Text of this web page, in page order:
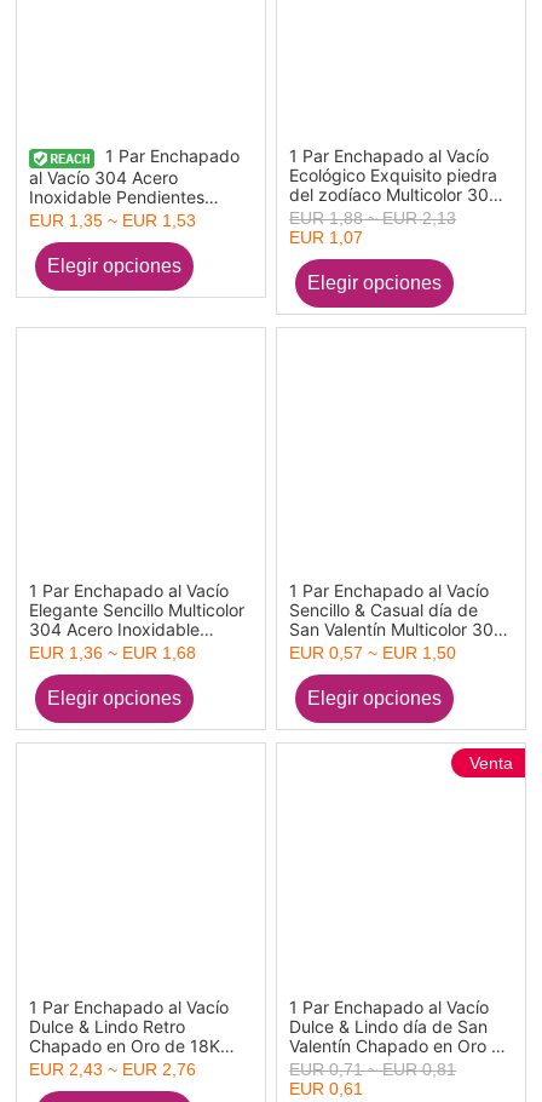
1 Par Enchapado
al Vacío 304 Acero
Inoxidable Pendientes
Chapado en Oro de 18K
Flor Hoja Con Tapones
EUR 1,35 ~ EUR 1,53
1 Par Enchapado al Vacío
Ecológico Exquisito piedra
del zodíaco Multicolor 304
Acero Inoxidable y
Diamantes de Imitación
Triángulo Pendientes Para
Mujeres Cumpleaños
EUR 1,88 ~ EUR 2,13
EUR 1,07
1 Par Enchapado al Vacío
Elegante Sencillo Multicolor
304 Acero Inoxidable
Panícula Gota Pendientes
Para Mujeres Fiesta
EUR 1,36 ~ EUR 1,68
1 Par Enchapado al Vacío
Sencillo & Casual día de
San Valentín Multicolor 304
Acero Inoxidable Corazón
Llana Pendientes Para
Mujeres Día de San Valentín
EUR 0,57 ~ EUR 1,50
1 Par Enchapado al Vacío
Dulce & Lindo Retro
Chapado en Oro de 18K
Multicolor 304 Acero
Inoxidable Flor Esmalte
EUR 2,43 ~ EUR 2,76
1 Par Enchapado al Vacío
Dulce & Lindo día de San
Valentín Chapado en Oro de
18K Multicolor 304 Acero
Inoxidable Corazón Esmalte
Venta
EUR 0,71 ~ EUR 0,81
EUR 0,61